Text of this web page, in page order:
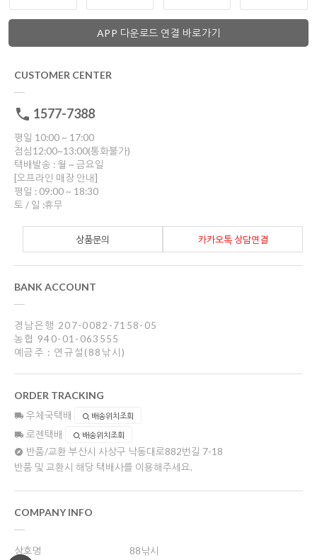
APP 다운로드 연결 바로가기
CUSTOMER CENTER
1577-7388
평일 10:00 ~ 17:00
점심12:00~13:00(통화불가)
택배발송 : 월 ~ 금요일
[오프라인 매장 안내]
평일 : 09:00 ~ 18:30
토 / 일 :휴무
카카오톡 상담연결
상품문의
BANK ACCOUNT
경남은행 207-0082-7158-05
농협 940-01-063555
예금주 : 연규설(88낚시)
ORDER TRACKING
우체국택배 배송위치조회
로젠택배 배송위치조회
반품/교환 부산시 사상구 낙동대로882번길 7-18
반품 및 교환시 해당 택배사를 이용해주세요.
COMPANY INFO
상호명
88낚시